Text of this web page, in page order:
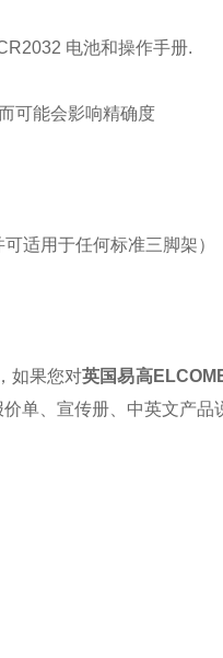
电池和操作手册.
可能会影响精确度
适用于任何标准三脚架）
如果您对英国易高
单、宣传册、中英文产品